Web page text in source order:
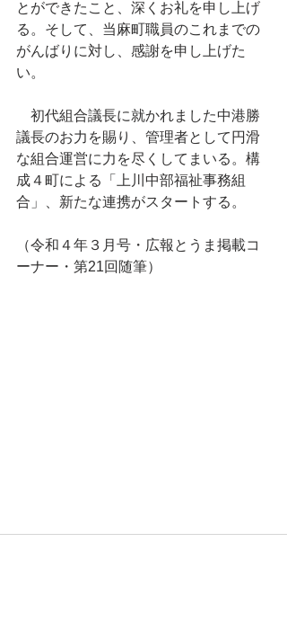
とができたこと、深くお礼を申し上げ
る。そして、当麻町職員のこれまでの
がんばりに対し、感謝を申し上げた
い。
初代組合議長に就かれました中港勝
議長のお力を賜り、管理者として円滑
な組合運営に力を尽くしてまいる。構
成４町による「上川中部福祉事務組
合」、新たな連携がスタートする。
（令和４年３月号・広報とうま掲載コ
ーナー・第21回随筆）